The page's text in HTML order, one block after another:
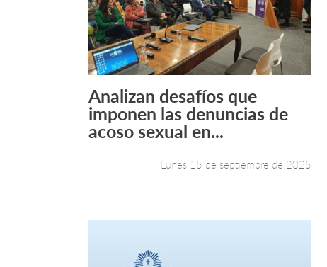
Leer más +
Analizan desafíos que
imponen las denuncias de
acoso sexual en...
Lunes 15 de septiembre de 2025